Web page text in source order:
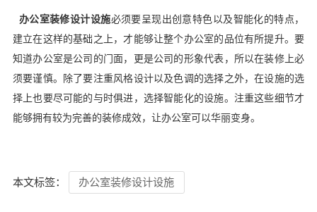
办公室装修设计设施必须要呈现出创意特色以及智能化的特点，
建立在这样的基础之上，才能够让整个办公室的品位有所提升。要
知道办公室是公司的门面，更是公司的形象代表，所以在装修上必
须要谨慎。除了要注重风格设计以及色调的选择之外，在设施的选
择上也要尽可能的与时俱进，选择智能化的设施。注重这些细节才
能够拥有较为完善的装修成效，让办公室可以华丽变身。
本文标签： 办公室装修设计设施